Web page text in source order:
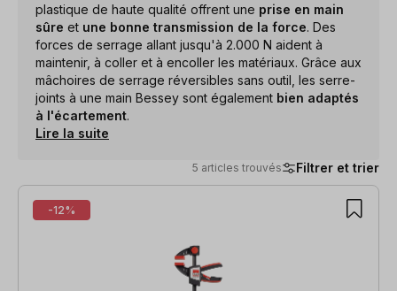
plastique de haute qualité offrent une prise en main
sûre et une bonne transmission de la force. Des
forces de serrage allant jusqu'à 2.000 N aident à
maintenir, à coller et à encoller les matériaux. Grâce aux
mâchoires de serrage réversibles sans outil, les serre-
joints à une main Bessey sont également bien adaptés
à l'écartement.
Lire la suite
5 articles trouvés Filtrer et trier
5 articles trouvés
-12%